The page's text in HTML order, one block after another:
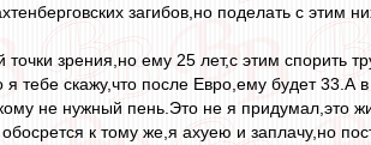
загибов,но поделать с этим
зрения,но ему 25 лет,с этим спорить
я тебе скажу,что после Евро,ему будет
не нужный пень.Это не я придумал,это
к тому же,я ахуею и заплачу,но